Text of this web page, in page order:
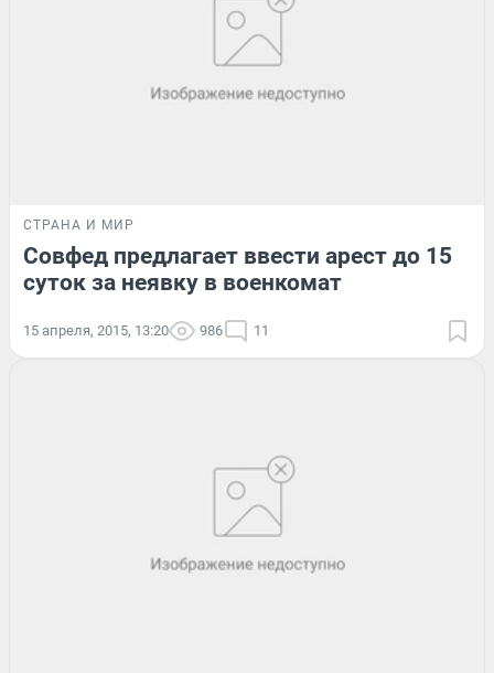
СТРАНА И МИР
Совфед предлагает ввести арест до 15
суток за неявку в военкомат
15 апреля, 2015, 13:20 986 11